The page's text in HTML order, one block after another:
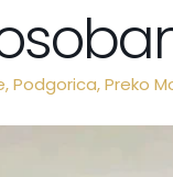
Podgorica,Preko